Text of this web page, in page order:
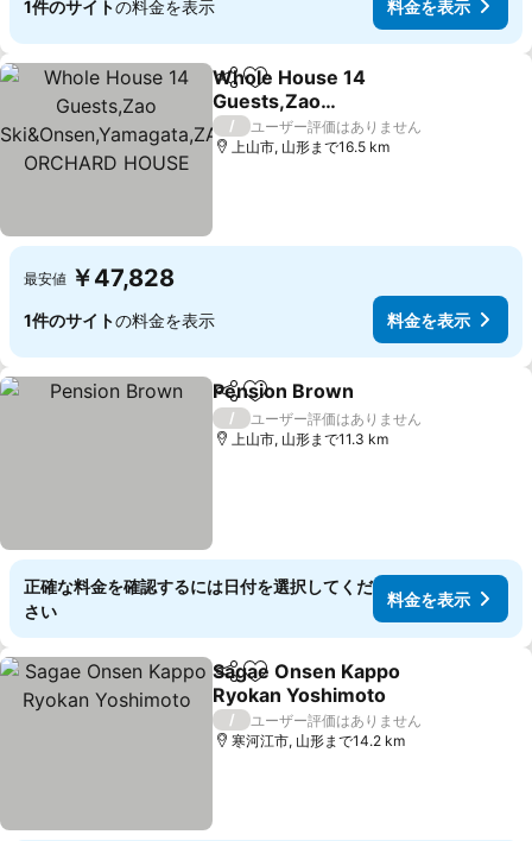
1件のサイトの料金を表示 料金を表示
シェアお気に入りに追加
Whole House 14
Guests,Zao
Ski&Onsen,Yamagata,ZA
O ORCHARD HOUSE
/
ユーザー評価はありません
上山市, 山形まで16.5 km
最安値 ￥47,828
1件のサイトの料金を表示 料金を表示
シェアお気に入りに追加
Pension Brown
/
ユーザー評価はありません
上山市, 山形まで11.3 km
正確な料金を確認するには日付を選択してくだ
さい
料金を表示
シェアお気に入りに追加
Sagae Onsen Kappo
Ryokan Yoshimoto
/
ユーザー評価はありません
寒河江市, 山形まで14.2 km